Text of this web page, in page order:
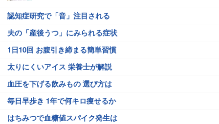
認知症研究で「音」注目される
夫の「産後うつ」にみられる症状
1日10回 お腹引き締まる簡単習慣
太りにくいアイス 栄養士が解説
血圧を下げる飲みもの 選び方は
毎日早歩き 1年で何キロ痩せるか
はちみつで血糖値スパイク発生は